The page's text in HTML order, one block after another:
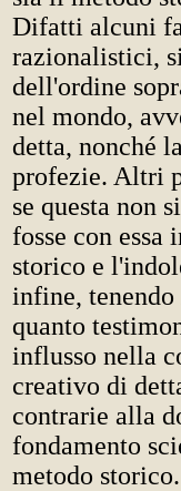
Difatti alcuni
razionalistici,
dell'ordine
nel mondo,
detta, nonché
profezie. Altri
se questa non
fosse con
storico e
infine,
quanto
influsso nella
creativo di
contrarie alla
fondamento
metodo storico.